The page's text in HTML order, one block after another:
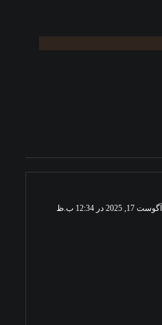
آگوست 17, 2025 در 12:34 ب.ظ